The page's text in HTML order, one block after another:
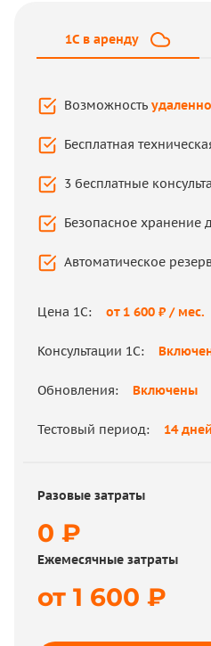
1C в аренду
Возможность
Бесплатная
3 бесплатные
Безопасное хранение
Автоматическое
Цена 1С: от 1 600 ₽ / мес.
Консультации 1С:
Обновления: Включены
Тестовый период: 14 дней
Разовые затраты
0 ₽
Ежемесячные затраты
от 1 600 ₽
Привязка к
Поддержка – на
Тестовый период:
Разовые затраты
32 200 ₽